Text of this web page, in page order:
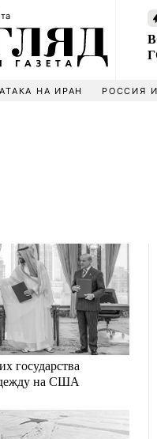
АТАКА НА ИРАН РОССИЯ
государства
на США